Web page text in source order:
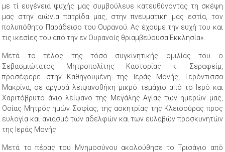
με τί ευγένεια ψυχής μας συμβούλευε κατευθύνοντας τη σκέψη
μας στην αιώνια πατρίδα μας, στην πνευματική μας εστία, τον
πολυπόθητο Παράδεισο του Ουρανού. Ας έχουμε την ευχή του και
τις ικεσίες του από την εν Ουρανοίς θριαμβεύουσα Εκκλησία».
Μετά το τέλος της τόσο συγκινητικής ομιλίας του ο
Σεβασμιώτατος Μητροπολίτης Καστορίας κ. Σεραφείμ,
προσέφερε στην Καθηγουμένη της Ιεράς Μονής, Γερόντισσα
Μακρίνα, σε αργυρά λειψανοθήκη μικρό τεμάχιο από το Ιερό και
Χαριτόβρυτο άγιο λείψανο της Μεγάλης Αγίας των ημερών μας,
Οσίας Μητρός ημών Σοφίας, της ασκητρίας της Κλεισούρας προς
ευλογία και αγιασμό των αδελφών και των ευλαβών προσκυνητών
της Ιεράς Μονής.
Μετά το πέρας του Μνημοσύνου ακολούθησε το Τρισάγιο από